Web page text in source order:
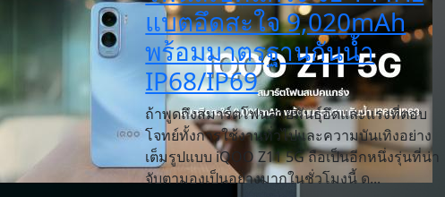
แบตอึดสะใจ 9,020mAh
พร้อมมาตรฐานกันน้ำ
IP68/IP69
ถ้าพูดถึงสมาร์ตโฟนสายพันธุ์อึดและแรงที่ตอบ
โจทย์ทั้งการใช้งานทั่วไปและความบันเทิงอย่าง
เต็มรูปแบบ iQOO Z11 5G ถือเป็นอีกหนึ่งรุ่นที่น่า
จับตามองเป็นอย่างมากในชั่วโมงนี้ ด...